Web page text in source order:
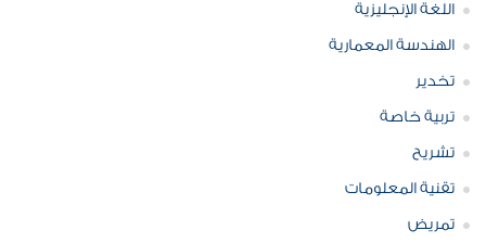
اللغة الإنجليزية
الهندسة المعمارية
تخدير
تربية خاصة
تشريح
تقنية المعلومات
تمريض